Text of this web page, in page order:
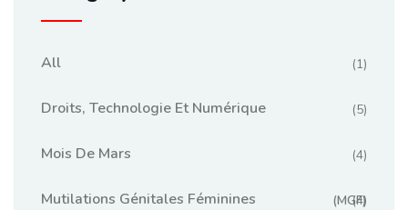
All (1)
Droits, Technologie Et Numérique (5)
Mois De Mars (4)
Mutilations Génitales Féminines (MGF)
(4)